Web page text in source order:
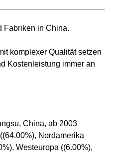
Fabriken in China.
komplexer Qualität setzen
Kostenleistung immer an
China, ab 2003
Nordamerika
Westeuropa ((6.00%),